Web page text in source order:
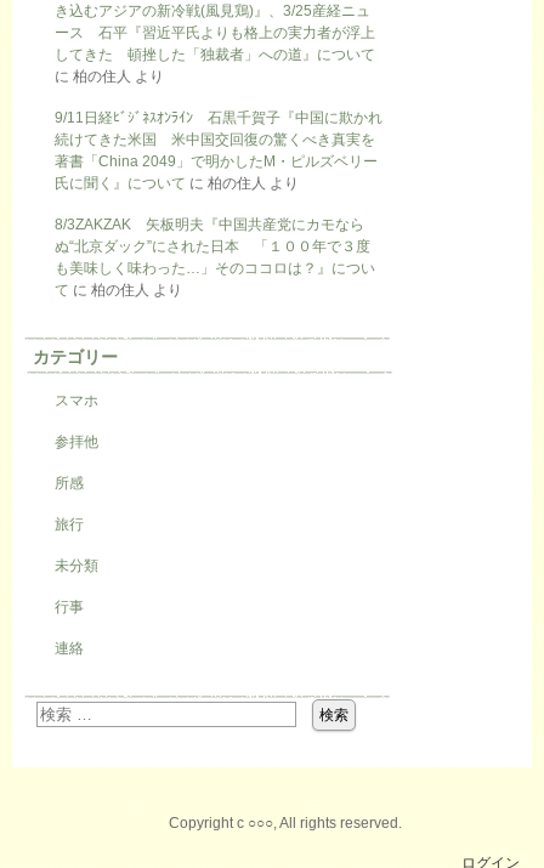
き込むアジアの新冷戦(風見鶏)』、3/25産経ニュ
ース 石平『習近平氏よりも格上の実力者が浮上
してきた 頓挫した「独裁者」への道』について
に 柏の住人 より
9/11日経ﾋﾞｼﾞﾈｽｵﾝﾗｲﾝ 石黒千賀子『中国に欺かれ
続けてきた米国 米中国交回復の驚くべき真実を
著書「China 2049」で明かしたM・ピルズベリー
氏に聞く』について に 柏の住人 より
8/3ZAKZAK 矢板明夫『中国共産党にカモなら
ぬ“北京ダック”にされた日本 「１００年で３度
も美味しく味わった…」そのココロは？』につい
て に 柏の住人 より
カテゴリー
スマホ
参拝他
所感
旅行
未分類
行事
連絡
Copyright c ○○○, All rights reserved.
ログイン